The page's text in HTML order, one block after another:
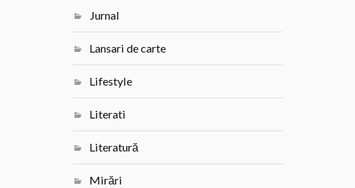
Jurnal
Lansari de carte
Lifestyle
Literati
Literatură
Mirări